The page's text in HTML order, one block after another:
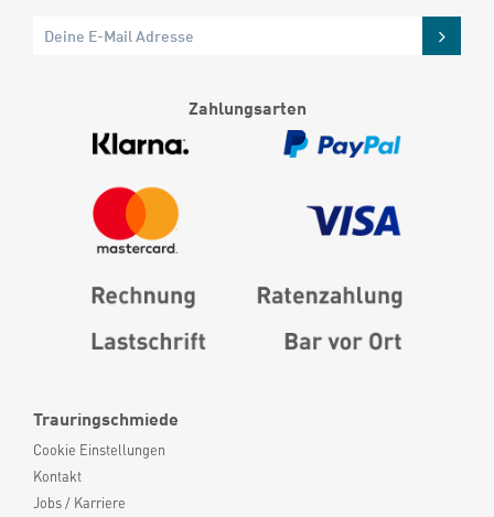
Trauringschmiede
Cookie Einstellungen
Kontakt
Jobs / Karriere
Zahlungsarten